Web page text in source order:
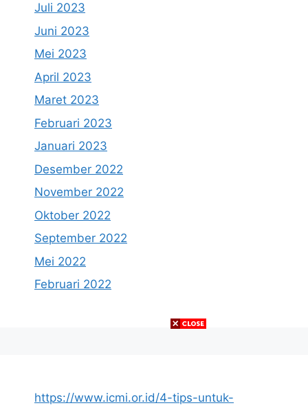
Juli 2023
Juni 2023
Mei 2023
April 2023
Maret 2023
Februari 2023
Januari 2023
Desember 2022
November 2022
Oktober 2022
September 2022
Mei 2022
Februari 2022
https://www.icmi.or.id/4-tips-untuk-